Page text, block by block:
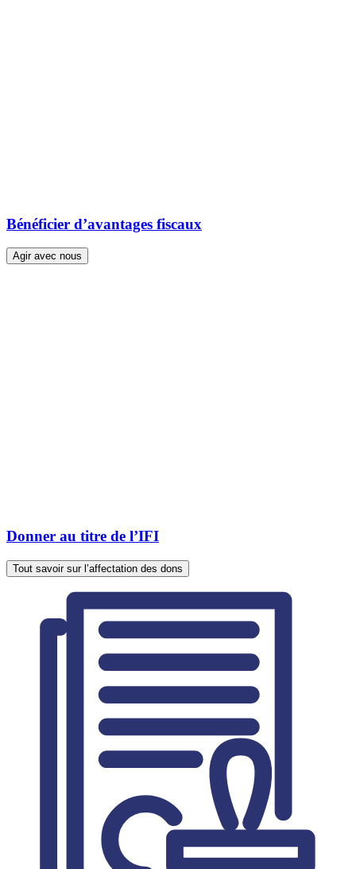
Bénéficier d’avantages fiscaux
Agir avec nous
Donner au titre de l’IFI
Tout savoir sur l’affectation des dons